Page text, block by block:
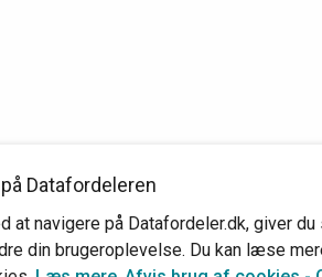
Datafordeleren
at navigere på Datafordeler.dk, giver
din brugeroplevelse. Du kan læse